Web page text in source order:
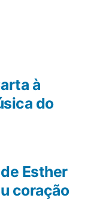
Esther
coração
à
do